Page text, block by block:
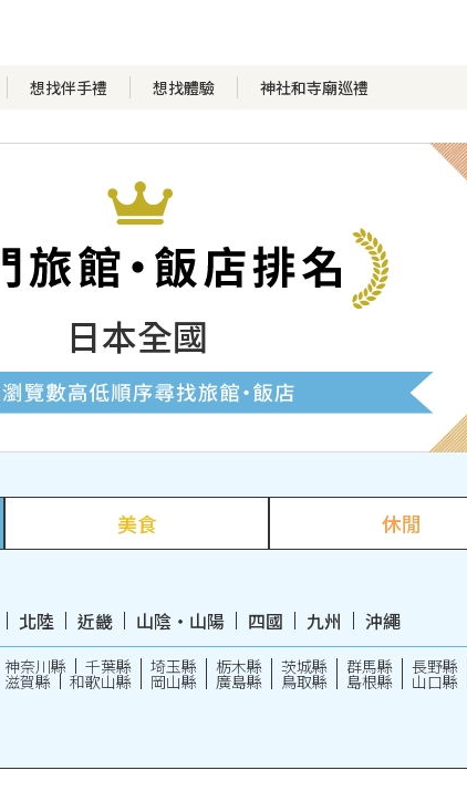
想找伴手禮 想找體驗 神社和寺廟巡禮
日本全國
美食 休閒
北陸 近畿 山陰・山陽 四國 九州 沖繩
神奈川縣 千葉縣 埼玉縣 栃木縣 茨城縣 群馬縣 長野縣
滋賀縣 和歌山縣 岡山縣 廣島縣 鳥取縣 島根縣 山口縣